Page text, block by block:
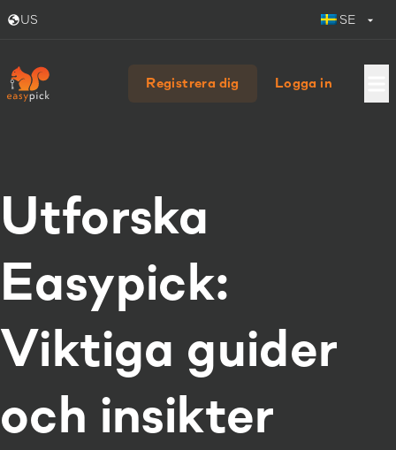
US SE
Registrera dig Logga in
Utforska
Easypick:
Viktiga guider
och insikter